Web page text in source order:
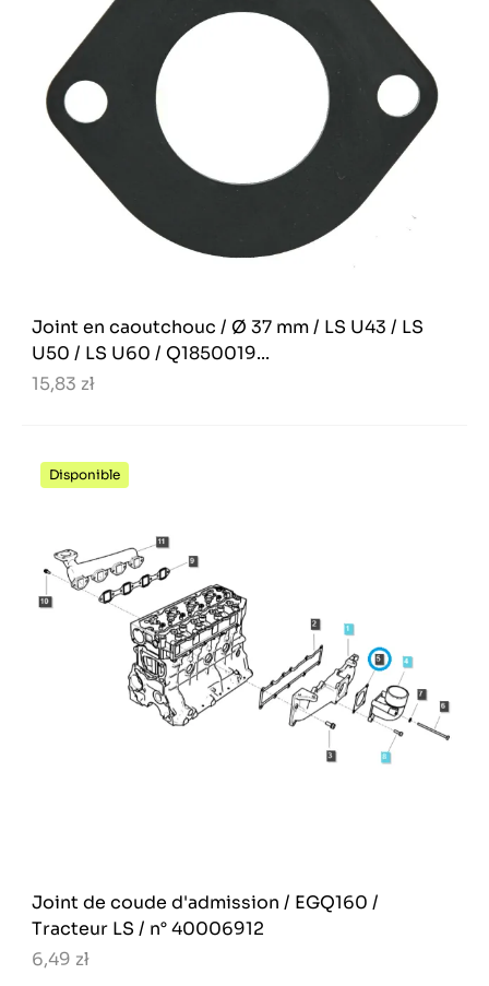
Joint en caoutchouc / Ø 37 mm / LS U43 / LS
U50 / LS U60 / Q1850019...
15,83 zł
Disponible
Joint de coude d'admission / EGQ160 /
Tracteur LS / n° 40006912
6,49 zł